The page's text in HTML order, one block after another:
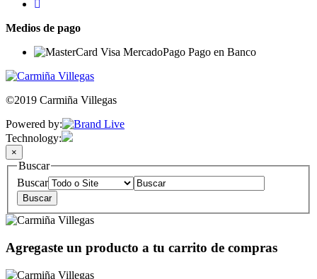
Medios de pago
©2019 Carmiña Villegas
Powered by:
Technology:
×
Buscar
Buscar
Agregaste un producto a tu carrito de compras